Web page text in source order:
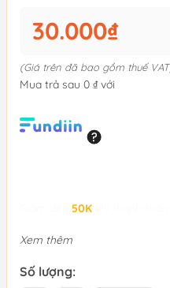
30.000₫
(Giá trên đã bao gồm thuế
Mua trả sau 0 ₫ với
50K
Xem thêm
Số lượng: